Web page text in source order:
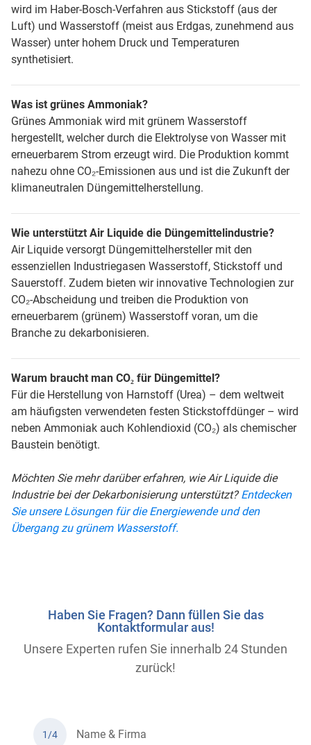
wird im Haber-Bosch-Verfahren aus Stickstoff (aus der
Luft) und Wasserstoff (meist aus Erdgas, zunehmend aus
Wasser) unter hohem Druck und Temperaturen
synthetisiert.
Was ist grünes Ammoniak?
Grünes Ammoniak wird mit grünem Wasserstoff
hergestellt, welcher durch die Elektrolyse von Wasser mit
erneuerbarem Strom erzeugt wird. Die Produktion kommt
nahezu ohne CO₂-Emissionen aus und ist die Zukunft der
klimaneutralen Düngemittelherstellung.
Wie unterstützt Air Liquide die Düngemittelindustrie?
Air Liquide versorgt Düngemittelhersteller mit den
essenziellen Industriegasen Wasserstoff, Stickstoff und
Sauerstoff. Zudem bieten wir innovative Technologien zur
CO₂-Abscheidung und treiben die Produktion von
erneuerbarem (grünem) Wasserstoff voran, um die
Branche zu dekarbonisieren.
Warum braucht man CO₂ für Düngemittel?
Für die Herstellung von Harnstoff (Urea) – dem weltweit
am häufigsten verwendeten festen Stickstoffdünger – wird
neben Ammoniak auch Kohlendioxid (CO₂) als chemischer
Baustein benötigt.
Möchten Sie mehr darüber erfahren, wie Air Liquide die
Industrie bei der Dekarbonisierung unterstützt?Entdecken
Sie unsere Lösungen für die Energiewende und den
Übergang zu grünem Wasserstoff.
Haben Sie Fragen? Dann füllen Sie das
Kontaktformular aus!
Unsere Experten rufen Sie innerhalb 24 Stunden
zurück!
1/4 Name & Firma